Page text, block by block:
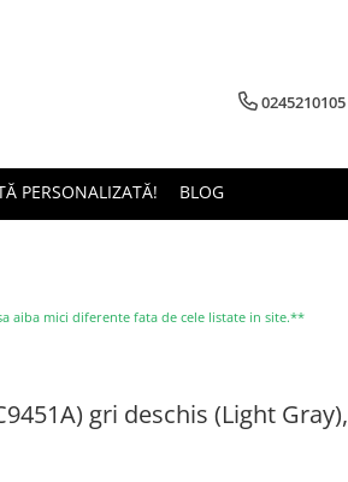
0245210105
PERSONALIZATĂ! BLOG
aiba mici diferente fata de cele listate in site.**
gri deschis (Light Gray),